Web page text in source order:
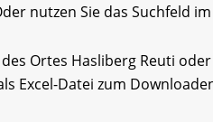
nutzen Sie das Suchfeld
Ortes Hasliberg Reuti
Excel-Datei zum